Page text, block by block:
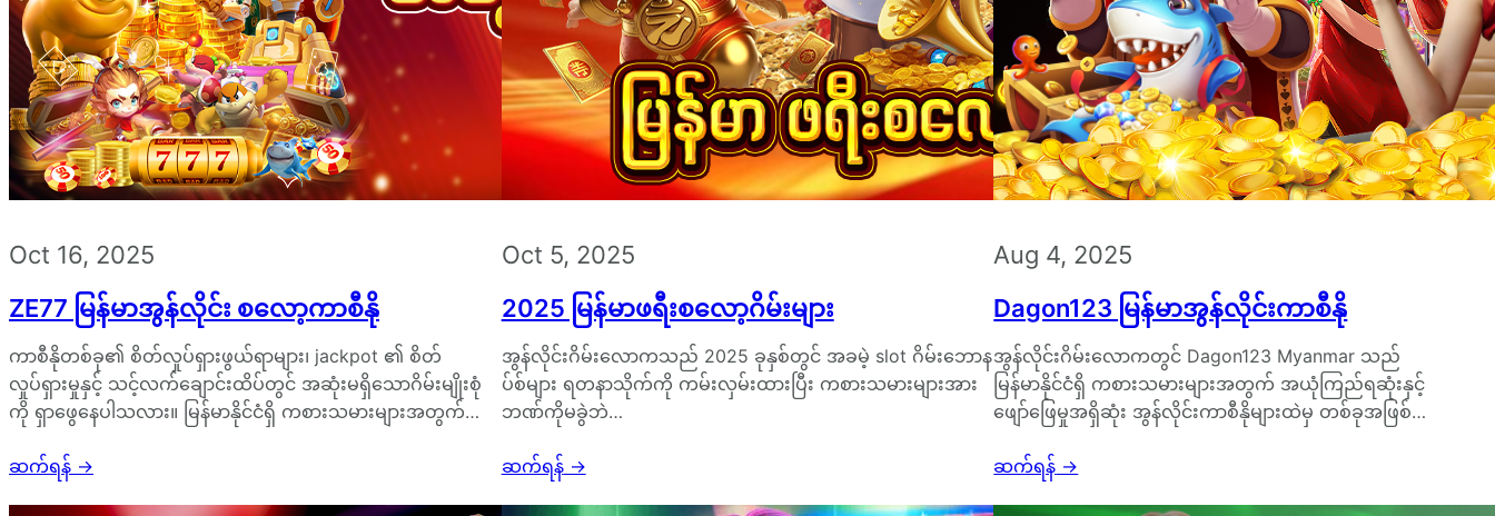
Oct 16, 2025
ZE77 မြန်မာအွန်လိုင်း စလော့ကာစီနို
ကာစီနိုတစ်ခု၏ စိတ်လှုပ်ရှားဖွယ်ရာများ၊ jackpot ၏ စိတ်
လှုပ်ရှားမှုနှင့် သင့်လက်ချောင်းထိပ်တွင် အဆုံးမရှိသောဂိမ်းမျိုးစုံ
ကို ရှာဖွေနေပါသလား။ မြန်မာနိုင်ငံရှိ ကစားသမားများအတွက်…
ဆက်ရန် →
Oct 5, 2025
2025 မြန်မာဖရီးစလော့ဂိမ်းများ
အွန်လိုင်းဂိမ်းလောကသည် 2025 ခုနှစ်တွင် အခမဲ့ slot ဂိမ်းဘောန
ပ်စ်များ ရတနာသိုက်ကို ကမ်းလှမ်းထားပြီး ကစားသမားများအား
ဘဏ်ကိုမခွဲဘဲ…
ဆက်ရန်→
Aug 4, 2025
Dagon123 မြန်မာအွန်လိုင်းကာစီနို
အွန်လိုင်းဂိမ်းလောကတွင် Dagon123 Myanmar သည်
မြန်မာနိုင်ငံရှိ ကစားသမားများအတွက် အယုံကြည်ရဆုံးနှင့်
ဖျော်ဖြေမှုအရှိဆုံး အွန်လိုင်းကာစီနိုများထဲမှ တစ်ခုအဖြစ်…
ဆက်ရန် →